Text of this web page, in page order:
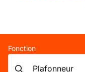
Fonction